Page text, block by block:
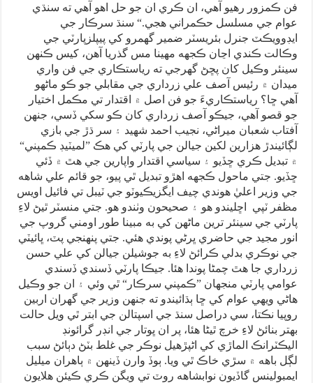
فن ڪمزور رهيو آهي، ان ڪري ان جو حل اهو آهي ته سنڌي
عوام جي مسلسل حڪمراني هجي.“ سنڌ سرڪار جي
ايڊوويڪٽ جنرل بئريسٽر ضمير گهمرو کي پيپلزپارٽي جي
وڪالت ڪندي اڃان ڪجهه مهينا مس گذريا آهن، کيس ڪنهن
سينئر وڪيل کان پڇڻ گهرجي ته رياستڪاري جي فن واري
ميدان ۾ رئيس آصف علي زرداري جي مقابلي جو ڪو ماڻهو
آهي ڇا؟ رياستڪاريءَ جو فن اصل ۾ اقتدار تي مڪمل اختيار
جو قصو آهي، جيڪو آصف زرداري کان ڪو سکي ڏسي، جنهن
آفتاب شعبان ميراڻي، نجيب احمد شهيد ۽ سر ڌڙ جي بازي
لڳائيندڙ هزارين لکين جيالن جي پارٽي کي هڪ ”لميٽيڊ ڪمپني“
۾ تبديل ڪري ڇڏيو ۽ سياسي اقتدار واپارين جي هٿ ۾ ڏئي
ڇڏيو. جتي ماحول ڪجهه اهڙو تبديل ٿي پيو، جو قائم علي شاهه
جي وزير اعليٰ هوندي چيف ايگزيڪيوٽو جي ٽيبل تي فائيل اويس
مظفر ٽپي اڇليندو هو ۽ صحيحون وٺندو هو. جتي منسٽر ٿيڻ لاءِ
پارٽي جي سينئر ترين ماڻهن کي به مبينا طور اومني گروپ جي
انور مجيد جي حاضري ڀرڻي پوندي هئي. جتي پنهنجي پٽ، ڀائيٽي
جي نوڪري بدلي ڪرائڻ لاءِ به جوشيلن جيالن کي علي حسن
زرداري جا هٿ چمڻا پوندا هئا. جيڪا پارٽي ڏسندي ڏسندي
عوامي پارٽي منجهان ”ڪمپني سرڪار“ ٿي وئي ۽ ان جو وڪيل
هاڻي ويهي عوام کي ڇا ٻڌائيندو ته جنهن وزير جي گهران اربين
روپيا نڪتا، سي دراصل سنڌ جي اسپتالن جي ابتر ٿي ويل حالت
بهتر بنائڻ لاءِ خرچ ٿيڻا هئا، پر ان ڀوتار جي انڊر گرائونڊ
اليڪٽرانڪ الماڙي کي اڻپڙهيل نوڪر جي غلط بٽڻ دٻائڻ سبب
لڳل باهه ۾ سڙي خاڪ ٿي ويا. ٻوڏ وارن ڏينهن ۾ ٻاهران ميليل
ايمبولينس گاڏيون نوابشاهه روٽ تي ويگن ڪري ڪيئن هلايون